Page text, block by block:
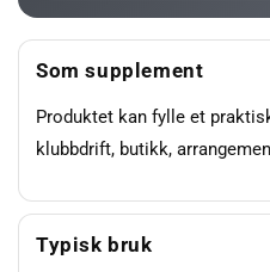
Som supplement
Produktet kan fylle et
klubbdrift, butikk,
Typisk bruk